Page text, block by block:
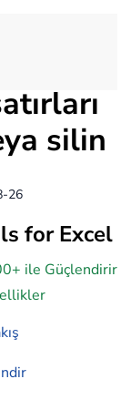
silin
26
for Excel
ile Güçlendirir